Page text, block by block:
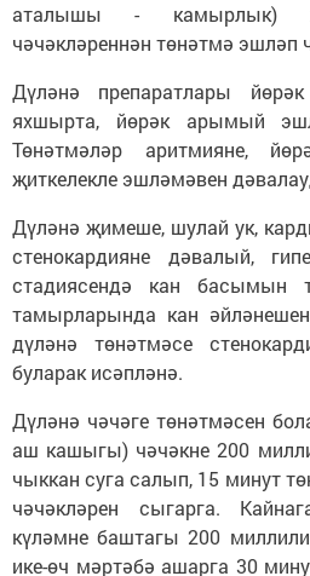
аталышы - камырлык)
чәчәкләреннән төнәтмә эшләп
Дүләнә препаратлары
яхшырта, йөрәк арымый
Төнәтмәләр аритмияне,
җиткелекле эшләмәвен
Дүләнә җимеше, шулай ук,
стенокардияне дәвалый,
стадиясендә кан басымын
тамырларында кан
дүләнә төнәтмәсе
буларак исәпләнә.
Дүләнә чәчәге төнәтмәсен
аш кашыгы) чәчәкне 200
чыккан суга салып, 15 минут
чәчәкләрен сыгарга.
күләмне баштагы 200
ике-өч мәртәбә ашарга 30